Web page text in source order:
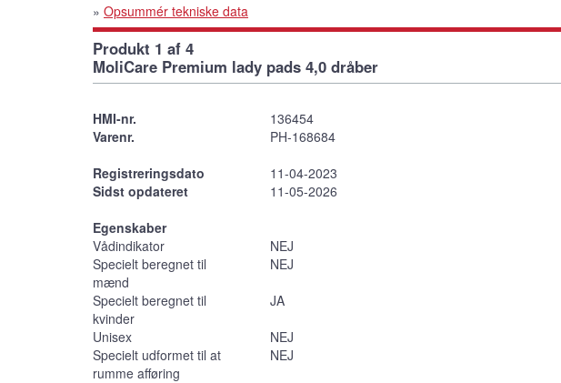
» Opsummér tekniske data
Produkt 1 af 4
MoliCare Premium lady pads 4,0 dråber
HMI-nr.
136454
Varenr.
PH-168684
Registreringsdato
11-04-2023
Sidst opdateret
11-05-2026
Egenskaber
Vådindikator
NEJ
Specielt beregnet til
mænd
NEJ
Specielt beregnet til
kvinder
JA
Unisex
NEJ
Specielt udformet til at
rumme afføring
NEJ